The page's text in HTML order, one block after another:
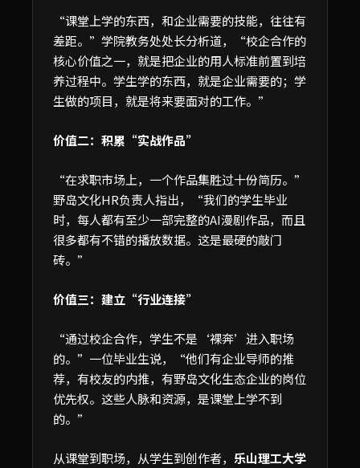
“课堂上学的东西，和企业需要的技能，往往有
差距。”学院教务处处长分析道，“校企合作的
核心价值之一，就是把企业的用人标准前置到培
养过程中。学生学的东西，就是企业需要的；学
生做的项目，就是将来要面对的工作。”
价值二：积累“实战作品”
“在求职市场上，一个作品集胜过十份简历。”
野岛文化HR负责人指出，“我们的学生毕业
时，每人都有至少一部完整的AI漫剧作品，而且
很多都有不错的播放数据。这是最硬的敲门
砖。”
价值三：建立“行业连接”
“通过校企合作，学生不是‘裸奔’进入职场
的。”一位毕业生说，“他们有企业导师的推
荐，有校友的内推，有野岛文化生态企业的岗位
优先权。这些人脉和资源，是课堂上学不到
的。”
从课堂到职场，从学生到创作者， 乐山理工大学